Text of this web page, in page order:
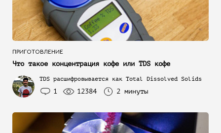
ПРИГОТОВЛЕНИЕ
Что такое концентрация кофе или TDS кофе
TDS расшифровывается как Total Dissolved Solids
1 12384 2 минуты